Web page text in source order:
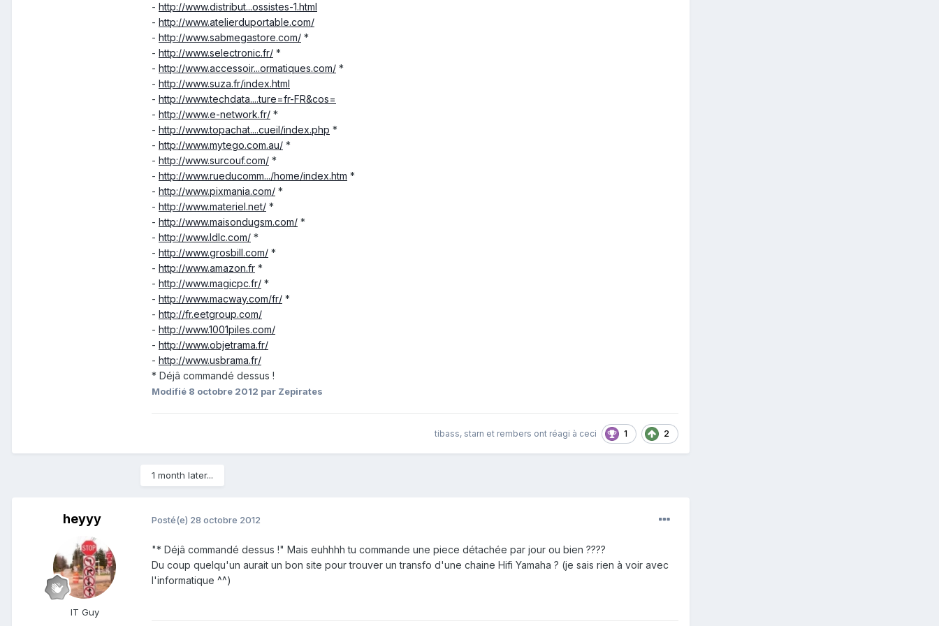
- http://www.distribut...ossistes-1.html
- http://www.atelierduportable.com/
- http://www.sabmegastore.com/ *
- http://www.selectronic.fr/ *
- http://www.accessoir...ormatiques.com/ *
- http://www.suza.fr/index.html
- http://www.techdata....ture=fr-FR&cos=
- http://www.e-network.fr/ *
- http://www.topachat....cueil/index.php *
- http://www.mytego.com.au/ *
- http://www.surcouf.com/ *
- http://www.rueducomm.../home/index.htm *
- http://www.pixmania.com/ *
- http://www.materiel.net/ *
- http://www.maisondugsm.com/ *
- http://www.ldlc.com/ *
- http://www.grosbill.com/ *
- http://www.amazon.fr *
- http://www.magicpc.fr/ *
- http://www.macway.com/fr/ *
- http://fr.eetgroup.com/
- http://www.1001piles.com/
- http://www.objetrama.fr/
- http://www.usbrama.fr/
* Déjâ commandé dessus !
Modifié 8 octobre 2012 par Zepirates
tibass, starn et rembers ont réagi à ceci 1 2
1 month later...
heyyy
IT Guy
Posté(e) 28 octobre 2012
"* Déjâ commandé dessus !" Mais euhhhh tu commande une piece détachée par jour ou bien ????
Du coup quelqu'un aurait un bon site pour trouver un transfo d'une chaine Hifi Yamaha ? (je sais rien à voir avec
l'informatique ^^)